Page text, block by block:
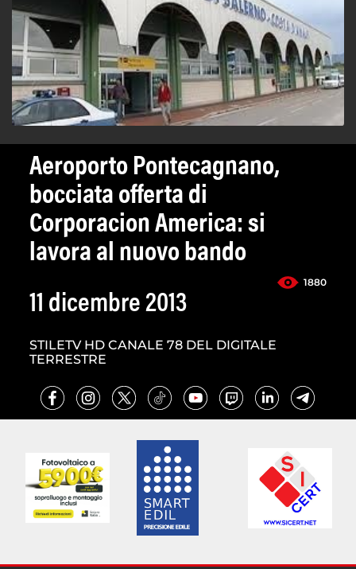
Aeroporto Pontecagnano,
bocciata offerta di
Corporacion America: si
lavora al nuovo bando
1880
11 dicembre 2013
STILETV HD CANALE 78 DEL DIGITALE
TERRESTRE